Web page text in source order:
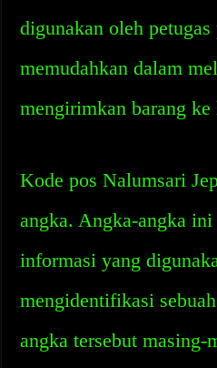
digunakan oleh
memudahkan dalam
mengirimkan barang ke
Kode pos Nalumsari
angka. Angka-angka ini
informasi yang
mengidentifikasi
angka tersebut